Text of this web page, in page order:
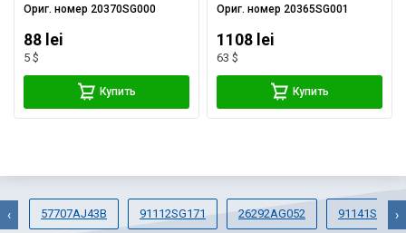
Ориг. номер 20370SG000
88 lei
5 $
Купить
Ориг. номер 20365SG001
1108 lei
63 $
Купить
57707AJ43B 91112SG171 26292AG052 91141SG000
‹ ›